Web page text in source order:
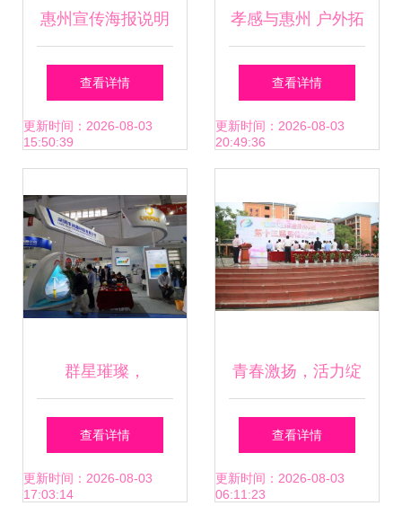
惠州宣传海报说明
书印刷厂 企业运动
会精彩呈现的幕后
查看详情
更新时间：2026-08-03
15:50:39
孝感与惠州 户外拓
展活动与企业运动
会的双城探索
查看详情
更新时间：2026-08-03
20:49:36
群星璀璨，
共“风”未来 90家顶
尖风电企业创领
查看详情
更新时间：2026-08-03
17:03:14
青春激扬，活力绽
放 惠州经济职业技
术学院第十三届运
查看详情
更新时间：2026-08-03
06:11:23